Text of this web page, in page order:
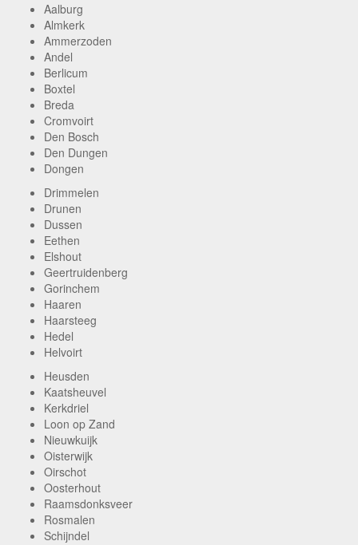
Aalburg
Almkerk
Ammerzoden
Andel
Berlicum
Boxtel
Breda
Cromvoirt
Den Bosch
Den Dungen
Dongen
Drimmelen
Drunen
Dussen
Eethen
Elshout
Geertruidenberg
Gorinchem
Haaren
Haarsteeg
Hedel
Helvoirt
Heusden
Kaatsheuvel
Kerkdriel
Loon op Zand
Nieuwkuijk
Oisterwijk
Oirschot
Oosterhout
Raamsdonksveer
Rosmalen
Schijndel